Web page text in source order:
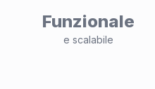
Funzionale
e scalabile